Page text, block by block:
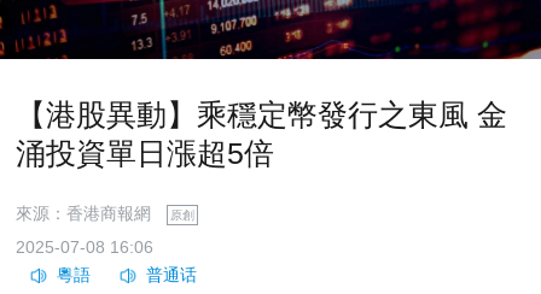
【港股異動】乘穩定幣發行之東風 金
涌投資單日漲超5倍
來源：香港商報網 原創
2025-07-08 16:06